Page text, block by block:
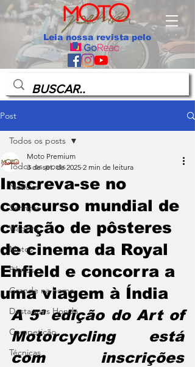
Leia nossa revista pelo
Post
Todos os posts
Notícias
Serviços
Viagens
Motos
Pilotos
Grande na home
Destaques Honda
Competição
Técnicas
Todos os posts
Inscreva-se no
concurso mundial de
criação de pôsteres
de cinema da Royal
Enfield e concorra a
uma viagem à Índia
Moto Premium
3 de set. de 2025 2 min de leitura
A 5ª edição do Art of
Motorcycling está
com inscrições